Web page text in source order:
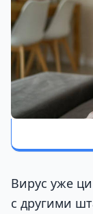
Вирус уже
с другими